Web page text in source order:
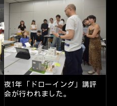
夜1年「ドローイング」講評
会が行われました。